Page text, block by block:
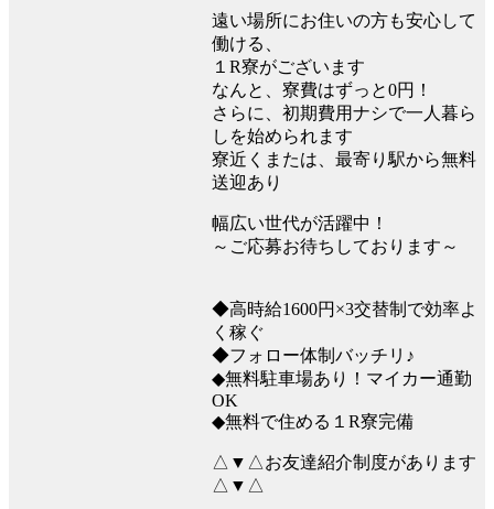
遠い場所にお住いの方も安心して
働ける、
１R寮がございます
なんと、寮費はずっと0円！
さらに、初期費用ナシで一人暮ら
しを始められます
寮近くまたは、最寄り駅から無料
送迎あり
幅広い世代が活躍中！
～ご応募お待ちしております～
◆高時給1600円×3交替制で効率よ
く稼ぐ
◆フォロー体制バッチリ♪
◆無料駐車場あり！マイカー通勤
OK
◆無料で住める１R寮完備
△▼△お友達紹介制度があります
△▼△